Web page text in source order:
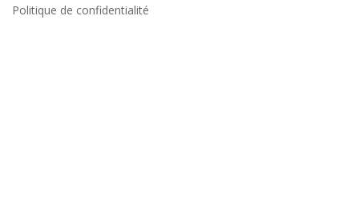
Politique de confidentialité